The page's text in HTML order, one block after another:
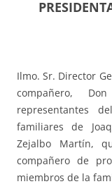
Ilmo. Sr. Director
compañero,
representantes
familiares de
Zejalbo Martín,
compañero de
miembros de la